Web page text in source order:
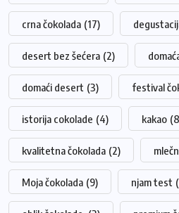
crna čokolada (17)
desert bez šećera (2)
domaći desert (3) festival
istorija cokolade (4) kakao
kvalitetna čokolada (2)
Moja čokolada (9) njam test